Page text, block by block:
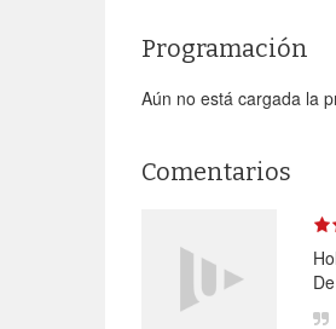
Programación
Aún no está cargada la
Comentarios